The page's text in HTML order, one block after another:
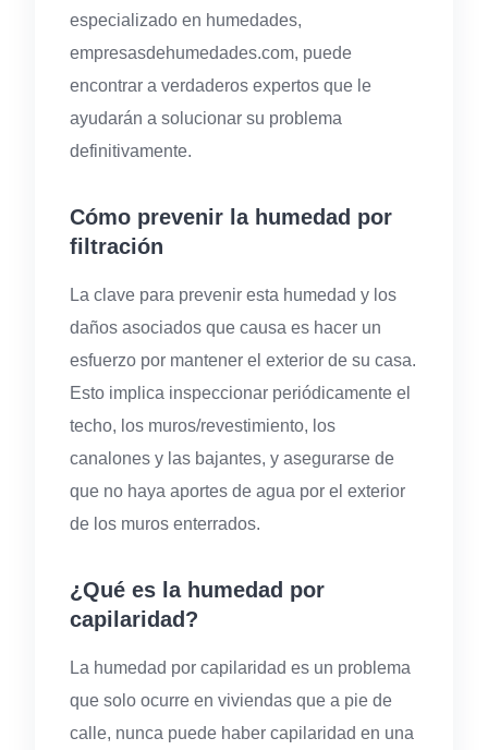
especializado en humedades,
empresasdehumedades.com, puede
encontrar a verdaderos expertos que le
ayudarán a solucionar su problema
definitivamente.
Cómo prevenir la humedad por
filtración
La clave para prevenir esta humedad y los
daños asociados que causa es hacer un
esfuerzo por mantener el exterior de su casa.
Esto implica inspeccionar periódicamente el
techo, los muros/revestimiento, los
canalones y las bajantes, y asegurarse de
que no haya aportes de agua por el exterior
de los muros enterrados.
¿Qué es la humedad por
capilaridad?
La humedad por capilaridad es un problema
que solo ocurre en viviendas que a pie de
calle, nunca puede haber capilaridad en una